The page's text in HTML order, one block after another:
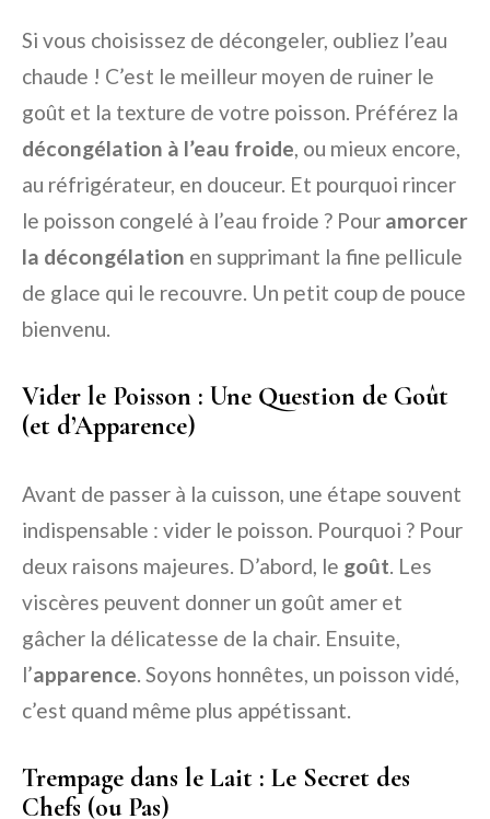
Si vous choisissez de décongeler, oubliez l’eau
chaude ! C’est le meilleur moyen de ruiner le
goût et la texture de votre poisson. Préférez la
décongélation à l’eau froide, ou mieux encore,
au réfrigérateur, en douceur. Et pourquoi rincer
le poisson congelé à l’eau froide ? Pour amorcer
la décongélation en supprimant la fine pellicule
de glace qui le recouvre. Un petit coup de pouce
bienvenu.
Vider le Poisson : Une Question de Goût
(et d’Apparence)
Avant de passer à la cuisson, une étape souvent
indispensable : vider le poisson. Pourquoi ? Pour
deux raisons majeures. D’abord, le goût. Les
viscères peuvent donner un goût amer et
gâcher la délicatesse de la chair. Ensuite,
l’apparence. Soyons honnêtes, un poisson vidé,
c’est quand même plus appétissant.
Trempage dans le Lait : Le Secret des
Chefs (ou Pas)